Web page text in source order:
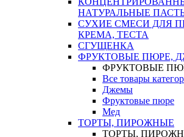
НАТУРАЛЬНЫЕ
СУХИЕ СМЕСИ ДЛЯ
КРЕМА, ТЕСТА
СГУЩЕНКА
ФРУКТОВЫЕ ПЮРЕ,
ФРУКТОВЫЕ
Все товары
Джемы
Фруктовые пюре
Мед
ТОРТЫ, ПИРОЖНЫЕ
ТОРТЫ,